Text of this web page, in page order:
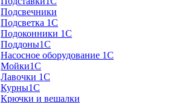
Подсвечники
Подсветка 1С
Подоконники 1С
Поддоны1С
Насосное оборудование 1С
Мойки1С
Лавочки 1С
Курны1С
Крючки и вешалки